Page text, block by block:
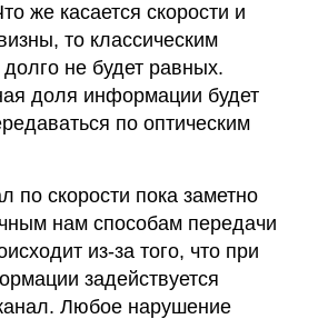
же касается скорости и
то классическим
не будет равных.
доля информации будет
по оптическим
по скорости пока заметно
нам способам передачи
из-за того, что при
задействуется
Любое нарушение